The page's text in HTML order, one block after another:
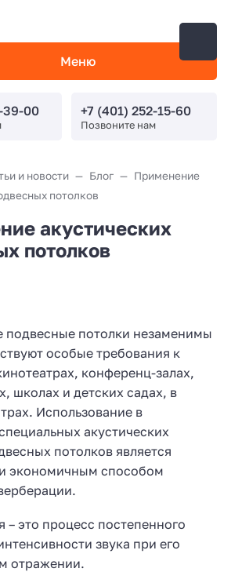
Меню
39-00 +7 (401) 252-15-60
Позвоните нам
и новости Блог
Применение
потолков
акустических
потолков
подвесные потолки незаменимы
особые требования к
конференц-залах,
школах и детских садах, в
Использование в
акустических
потолков является
экономичным способом
– это процесс постепенного
звука при его
отражении.